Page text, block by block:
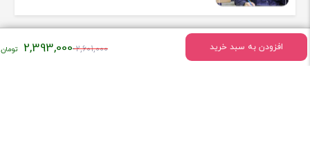
افزودن به سبد خرید 2,601,000قیمت
2,393,000